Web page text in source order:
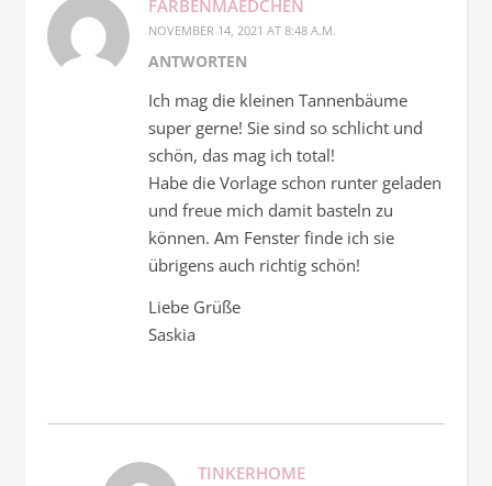
FARBENMAEDCHEN
NOVEMBER 14, 2021 AT 8:48 A.M.
ANTWORTEN
Ich mag die kleinen Tannenbäume
super gerne! Sie sind so schlicht und
schön, das mag ich total!
Habe die Vorlage schon runter geladen
und freue mich damit basteln zu
können. Am Fenster finde ich sie
übrigens auch richtig schön!
Liebe Grüße
Saskia
TINKERHOME